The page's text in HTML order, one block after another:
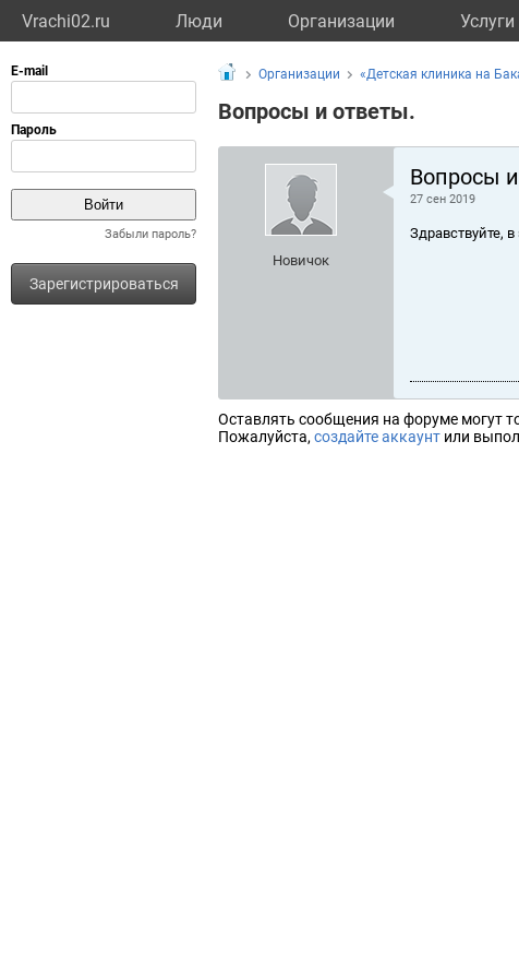
Vrachi02.ru Люди Организации Услуги
Забыли пароль?
Зарегистрироваться
Организации «Детская клиника на
Вопросы и ответы.
Новичок
Вопросы
27 сен 2019
Здравствуйте,
Оставлять сообщения на форуме могут
Пожалуйста, создайте аккаунт или